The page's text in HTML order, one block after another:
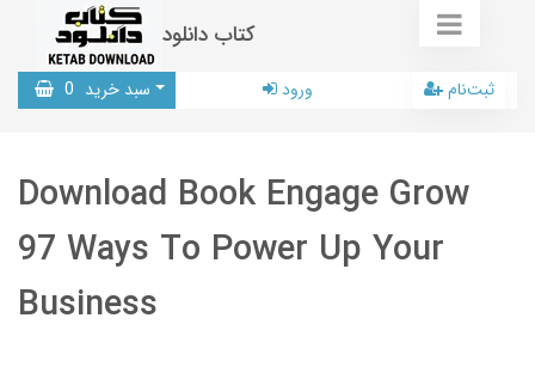
کتاب دانلود
سبد خرید 0 ورود ثبت‌نام
Download Book Engage Grow
97 Ways To Power Up Your
Business